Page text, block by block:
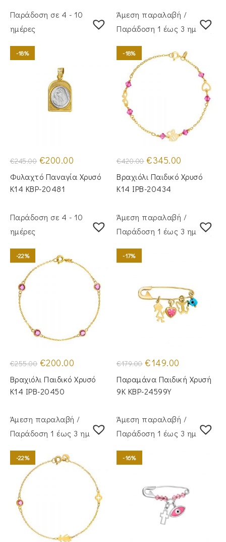
Παράδοση σε 4 - 10
ημέρες
-18%
€245.00 Original
price
was:
€245.00.
€200.00
τιμή
είναι:
Φυλαχτό Παναγία Χρυσό
Κ14 KBP-20481
Άμεση παραλαβή /
Παράδoση 1 έως 3 ημέρες
-18%
€420.00 Original
price
was:
€420.00.
€345.00
τιμή
είναι:
Βραχιόλι Παιδικό Χρυσό
Κ14 IPB-20434
Παράδοση σε 4 - 10
ημέρες
-22%
€255.00 Original
price
was:
€255.00.
€200.00
τιμή
είναι:
Βραχιόλι Παιδικό Χρυσό
Κ14 IPB-20450
Άμεση παραλαβή /
Παράδoση 1 έως 3 ημέρες
-17%
€179.00 Original
price
was:
€179.00.
€149.00
τιμή
είναι:
Παραμάνα Παιδική Χρυσή
9Κ KBP-24599Υ
Άμεση παραλαβή /
Παράδoση 1 έως 3 ημέρες
-22%
Άμεση παραλαβή /
Παράδoση 1 έως 3 ημέρες
-16%